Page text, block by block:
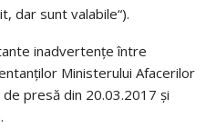
dar sunt valabile“).
inadvertenţe între
Ministerului Afacerilor
presă din 20.03.2017 şi